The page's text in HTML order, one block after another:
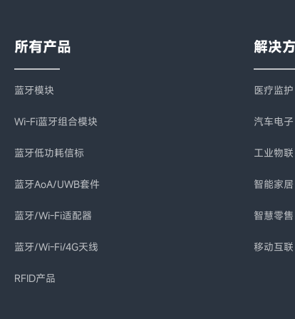
所有产品
蓝牙模块
Wi-Fi蓝牙组合模块
蓝牙低功耗信标
蓝牙AoA/UWB套件
蓝牙/Wi-Fi适配器
蓝牙/Wi-Fi/4G天线
RFID产品
解决
医疗监护
汽车电子
工业物联
智能家居
智慧零售
移动互联